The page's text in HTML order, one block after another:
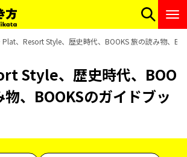
Plat、Resort Style、歴史時代、BOOKS 旅の読み物、
Style、歴史時代、BOO
物、BOOKSのガイドブッ